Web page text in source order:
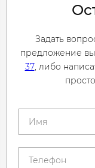
Задать
предложение
37, либо